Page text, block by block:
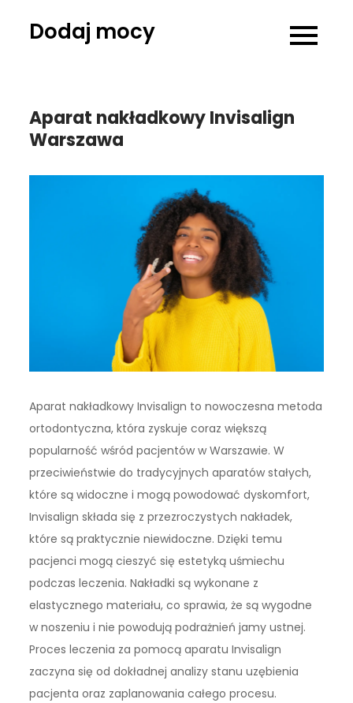
Dodaj mocy
Aparat nakładkowy Invisalign
Warszawa
Aparat nakładkowy Invisalign to nowoczesna metoda
ortodontyczna, która zyskuje coraz większą
popularność wśród pacjentów w Warszawie. W
przeciwieństwie do tradycyjnych aparatów stałych,
które są widoczne i mogą powodować dyskomfort,
Invisalign składa się z przezroczystych nakładek,
które są praktycznie niewidoczne. Dzięki temu
pacjenci mogą cieszyć się estetyką uśmiechu
podczas leczenia. Nakładki są wykonane z
elastycznego materiału, co sprawia, że są wygodne
w noszeniu i nie powodują podrażnień jamy ustnej.
Proces leczenia za pomocą aparatu Invisalign
zaczyna się od dokładnej analizy stanu uzębienia
pacjenta oraz zaplanowania całego procesu.